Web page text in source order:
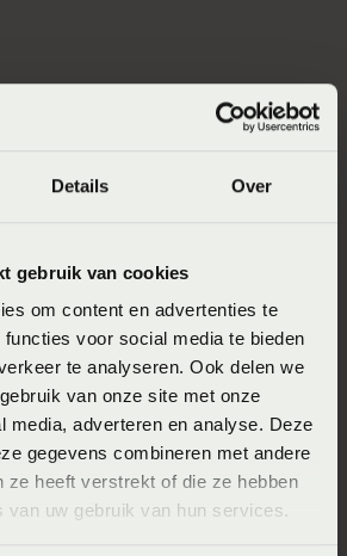
Details Over
gebruik van cookies
om content en advertenties te
voor social media te bieden
te analyseren. Ook delen we
van onze site met onze
media, adverteren en analyse. Deze
gegevens combineren met andere
ze heeft verstrekt of die ze hebben
van uw gebruik van hun services.
van een
stijl
Er
het
makkelijk schoon
te houden
Een ledikant is
eenvoudig schoon te
houden, vooral met een
houten frame. Een